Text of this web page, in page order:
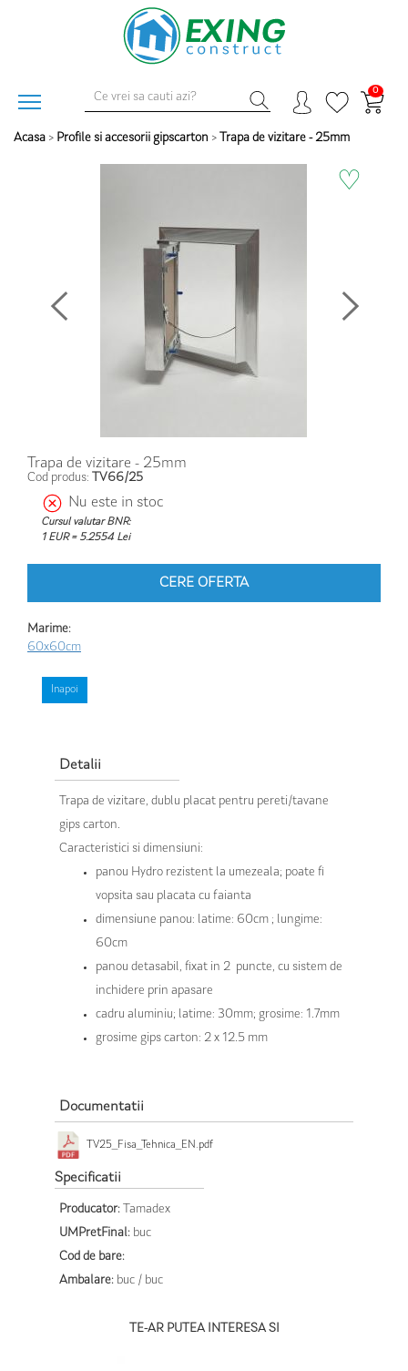
0
Acasa > Profile si accesorii gipscarton > Trapa de vizitare - 25mm
♡
Trapa de vizitare - 25mm
Cod produs: TV66/25
Nu este in stoc
Cursul valutar BNR:
1 EUR = 5.2554 Lei
CERE OFERTA
Marime:
60x60cm
Inapoi
Detalii
Trapa de vizitare, dublu placat pentru pereti/tavane
gips carton.
Caracteristici si dimensiuni:
panou Hydro rezistent la umezeala; poate fi
vopsita sau placata cu faianta
dimensiune panou: latime: 60cm ; lungime:
60cm
panou detasabil, fixat in 2 puncte, cu sistem de
inchidere prin apasare
cadru aluminiu; latime: 30mm; grosime: 1.7mm
grosime gips carton: 2 x 12.5 mm
Documentatii
TV25_Fisa_Tehnica_EN.pdf
Specificatii
Producator: Tamadex
UMPretFinal: buc
Cod de bare:
Ambalare: buc / buc
TE-AR PUTEA INTERESA SI